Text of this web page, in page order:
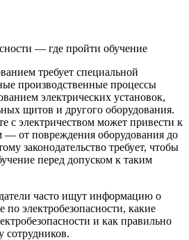
— где пройти обучение
требует специальной
производственные процессы
электрических установок,
щитов и другого оборудования.
с электричеством может привести к
— от повреждения оборудования до
законодательство требует, чтобы
перед допуском к таким
часто ищут информацию о
по электробезопасности, какие
и как правильно
сотрудников.